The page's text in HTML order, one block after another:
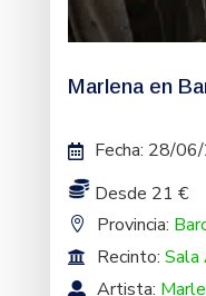
Marlena en
Fecha: 28/
Desde 21 €
Provincia:
Recinto: Sala
Artista: